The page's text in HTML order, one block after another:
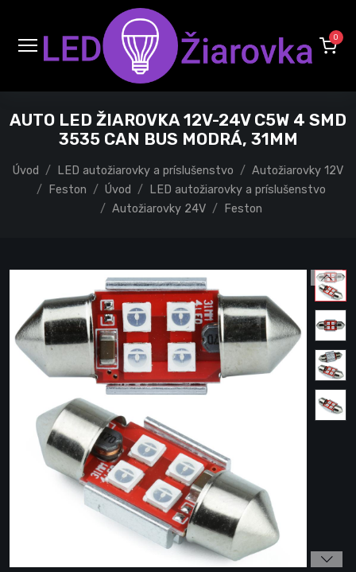
0
AUTO LED ŽIAROVKA 12V-24V C5W 4 SMD
3535 CAN BUS MODRÁ, 31MM
Úvod LED autožiarovky a príslušenstvo
Autožiarovky 12V
Feston
Úvod
LED autožiarovky a príslušenstvo
Autožiarovky 24V
Feston